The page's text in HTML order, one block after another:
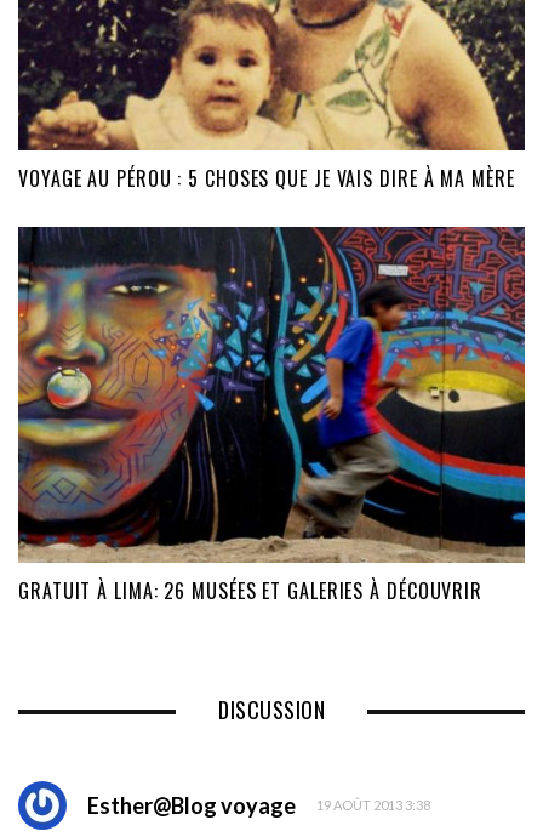
VOYAGE AU PÉROU : 5 CHOSES QUE JE VAIS DIRE À MA MÈRE
GRATUIT À LIMA: 26 MUSÉES ET GALERIES À DÉCOUVRIR
DISCUSSION
Esther@Blog voyage 19 AOÛT 2013 3:38